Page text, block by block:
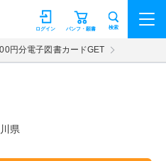
パンフ・願書
ログイン 検索
円分電子図書カードGET
県